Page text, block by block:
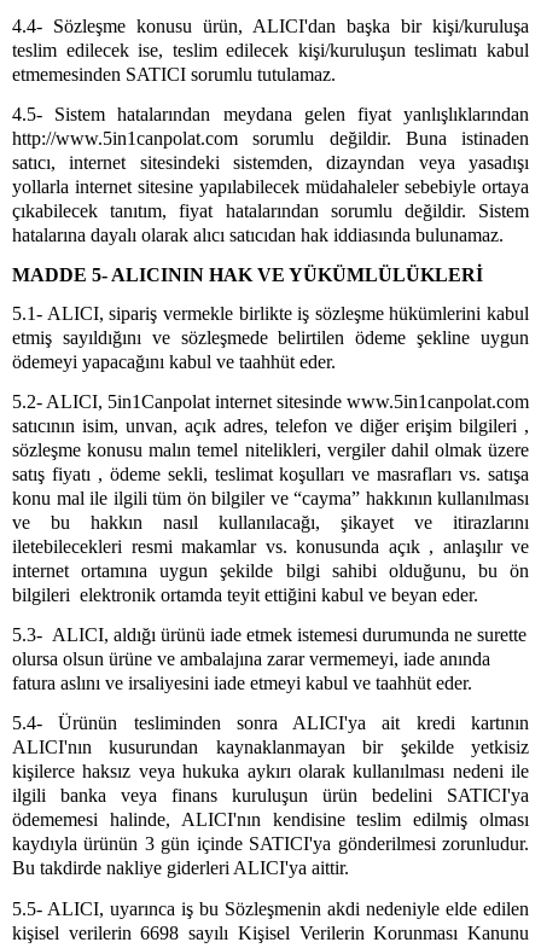
4.4- Sözleşme konusu ürün, ALICI'dan başka bir kişi/kuruluşa
teslim edilecek ise, teslim edilecek kişi/kuruluşun teslimatı kabul
etmemesinden SATICI sorumlu tutulamaz.
4.5- Sistem hatalarından meydana gelen fiyat yanlışlıklarından
http://www.5in1canpolat.com sorumlu değildir. Buna istinaden
satıcı, internet sitesindeki sistemden, dizayndan veya yasadışı
yollarla internet sitesine yapılabilecek müdahaleler sebebiyle ortaya
çıkabilecek tanıtım, fiyat hatalarından sorumlu değildir. Sistem
hatalarına dayalı olarak alıcı satıcıdan hak iddiasında bulunamaz.
MADDE 5- ALICININ HAK VE YÜKÜMLÜLÜKLERİ
5.1- ALICI, sipariş vermekle birlikte iş sözleşme hükümlerini kabul
etmiş sayıldığını ve sözleşmede belirtilen ödeme şekline uygun
ödemeyi yapacağını kabul ve taahhüt eder.
5.2- ALICI, 5in1Canpolat internet sitesinde www.5in1canpolat.com
satıcının isim, unvan, açık adres, telefon ve diğer erişim bilgileri ,
sözleşme konusu malın temel nitelikleri, vergiler dahil olmak üzere
satış fiyatı , ödeme sekli, teslimat koşulları ve masrafları vs. satışa
konu mal ile ilgili tüm ön bilgiler ve “cayma” hakkının kullanılması
ve bu hakkın nasıl kullanılacağı, şikayet ve itirazlarını
iletebilecekleri resmi makamlar vs. konusunda açık , anlaşılır ve
internet ortamına uygun şekilde bilgi sahibi olduğunu, bu ön
bilgileri elektronik ortamda teyit ettiğini kabul ve beyan eder.
5.3- ALICI, aldığı ürünü iade etmek istemesi durumunda ne surette
olursa olsun ürüne ve ambalajına zarar vermemeyi, iade anında
fatura aslını ve irsaliyesini iade etmeyi kabul ve taahhüt eder.
5.4- Ürünün tesliminden sonra ALICI'ya ait kredi kartının
ALICI'nın kusurundan kaynaklanmayan bir şekilde yetkisiz
kişilerce haksız veya hukuka aykırı olarak kullanılması nedeni ile
ilgili banka veya finans kuruluşun ürün bedelini SATICI'ya
ödememesi halinde, ALICI'nın kendisine teslim edilmiş olması
kaydıyla ürünün 3 gün içinde SATICI'ya gönderilmesi zorunludur.
Bu takdirde nakliye giderleri ALICI'ya aittir.
5.5- ALICI, uyarınca iş bu Sözleşmenin akdi nedeniyle elde edilen
kişisel verilerin 6698 sayılı Kişisel Verilerin Korunması Kanunu